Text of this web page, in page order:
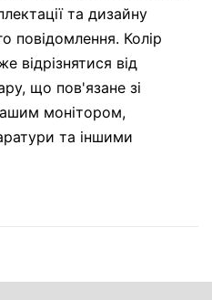
та дизайну
повідомлення. Колір
відрізнятися від
що пов'язане зі
монітором,
та іншими